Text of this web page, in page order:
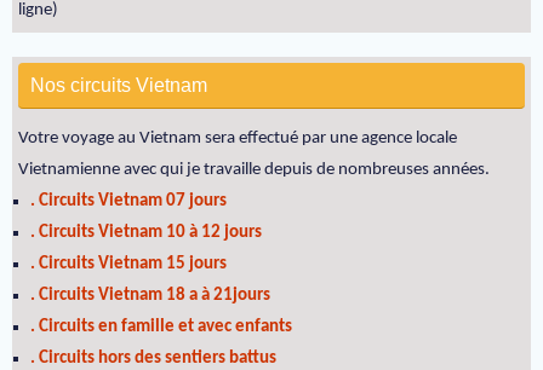
ligne)
Nos circuits Vietnam
Votre voyage au Vietnam sera effectué par une agence locale
Vietnamienne avec qui je travaille depuis de nombreuses années.
. Circuits Vietnam 07 jours
. Circuits Vietnam 10 à 12 jours
. Circuits Vietnam 15 jours
. Circuits Vietnam 18 a à 21jours
. Circuits en famille et avec enfants
. Circuits hors des sentiers battus